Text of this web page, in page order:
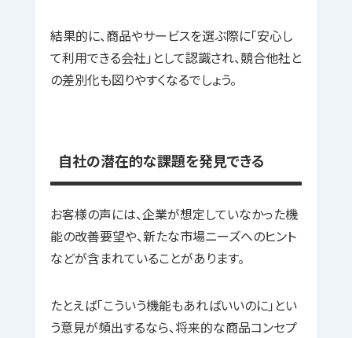
結果的に、商品やサービスを選ぶ際に「安心し
て利用できる会社」として認識され、競合他社と
の差別化も図りやすくなるでしょう。
自社の潜在的な課題を発見できる
お客様の声には、企業が想定していなかった機
能の改善要望や、新たな市場ニーズへのヒント
などが含まれていることがあります。
たとえば「こういう機能もあればいいのに」とい
う意見が頻出するなら、将来的な商品コンセプ